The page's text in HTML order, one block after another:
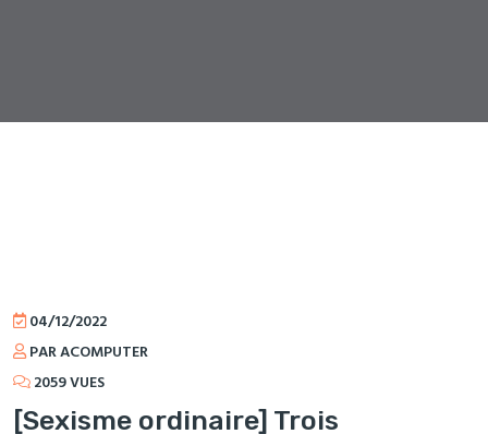
04/12/2022
PAR ACOMPUTER
2059 VUES
[Sexisme ordinaire] Trois